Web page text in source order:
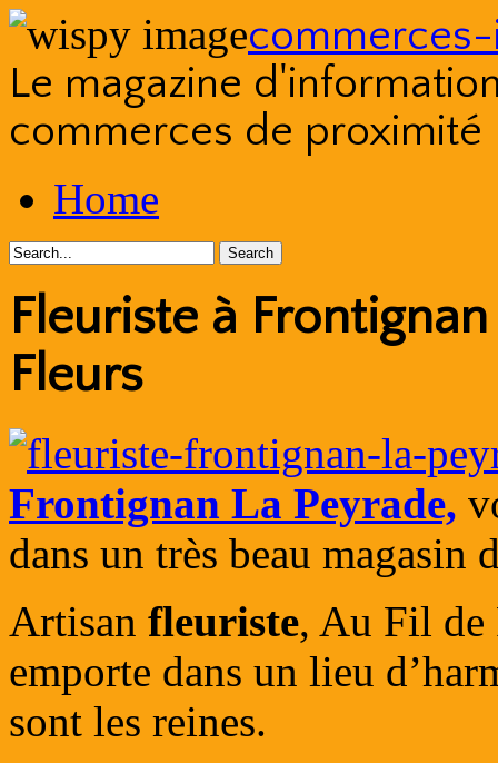
Le magazine
commerces de proximité
to
contentHome
Fleuriste à
Fleurs
Frontignan La Peyrade,
dans un très beau magasin
Artisan fleuriste, Au Fil
emporte dans un lieu
sont les reines.